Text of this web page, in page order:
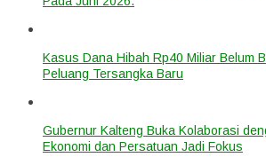
Kasus Dana Hibah Rp40 Miliar Belum
Peluang Tersangka Baru
Gubernur Kalteng Buka Kolaborasi
Ekonomi dan Persatuan Jadi Fokus